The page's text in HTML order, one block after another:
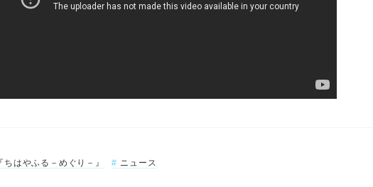
『ちはやふる－めぐり－』 ニュース